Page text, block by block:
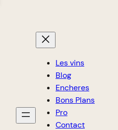
Les vins
Blog
Encheres
Bons Plans
Pro
Contact